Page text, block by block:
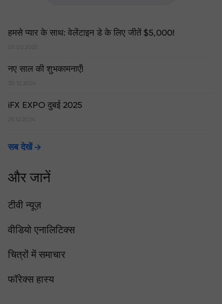
हमसे प्यार के साथ: वेलेंटाइन डे के लिए जीतें $5,000!
नए साल की शुभकामनाएँ!
30.12.2024
iFX EXPO दुबई 2025
25.12.2024
सब देखें
और जानें
टीवी न्यूज़
वीडियो एनालिटिक्स
चित्रों में समाचार
फॉरेक्स हास्य